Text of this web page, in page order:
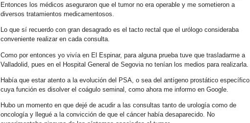
Entonces los médicos aseguraron que el tumor no era operable y me sometieron a
diversos tratamientos medicamentosos.
Lo que sí recuerdo con gran desagrado es el tacto rectal que el urólogo consideraba
conveniente realizar en cada consulta.
Como por entonces yo vivía en El Espinar, para alguna prueba tuve que trasladarme a
Valladolid, pues en el Hospital General de Segovia no tenían los medios para realizarla.
Había que estar atento a la evolución del PSA, o sea del antígeno prostático específico,
cuya función es disolver el coágulo seminal, como ahora me informo en Google.
Hubo un momento en que dejé de acudir a las consultas tanto de urología como de
oncología y llegué a la convicción de que el cáncer había desaparecido. No